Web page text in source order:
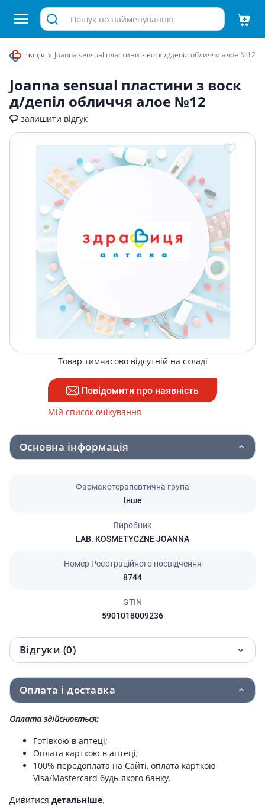
депіляція Joanna sensual пластини з воск д/депiл обличчя алое №12
Joanna sensual пластини з воск
д/депiл обличчя алое №12
залишити відгук
Товар тимчасово відсутній на складі
Повідомити про наявність
Мій список очікування
Основна інформація
Фармакотерапевтична група
Інше
Виробник
LAB. KOSMETYCZNE JOANNA
Номер Реєстраційного посвідчення
8744
GTIN
5901018009236
Відгуки (0)
Оплата і доставка
Оплата здійснюється:
Готівкою в аптеці;
Оплата карткою в аптеці;
100% передоплата на Сайті, оплата карткою
Visa/Mastercard будь-якого банку.
Дивитися детальніше.